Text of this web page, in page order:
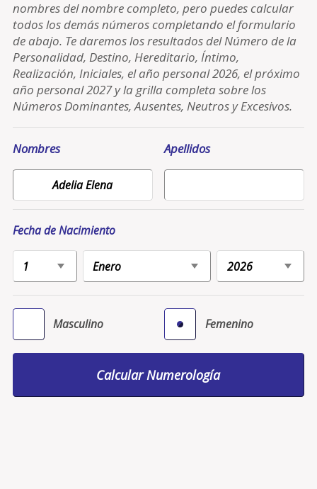
nombres del nombre completo, pero puedes calcular
todos los demás números completando el formulario
de abajo. Te daremos los resultados del Número de la
Personalidad, Destino, Hereditario, Íntimo,
Realización, Iniciales, el año personal 2026, el próximo
año personal 2027 y la grilla completa sobre los
Números Dominantes, Ausentes, Neutros y Excesivos.
Nombres Apellidos
Fecha de Nacimiento
Masculino Femenino